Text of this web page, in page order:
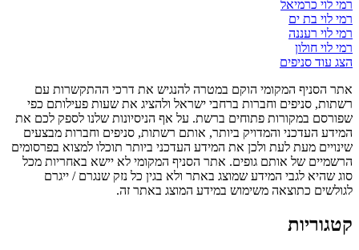
רמי לוי כרמיאל
רמי לוי בת ים
רמי לוי רעננה
רמי לוי חולון
הצג עוד סניפים
אתר הסניף המקומי הוקם במטרה להנגיש את דרכי ההתקשרות עם
רשתות, סניפים וחברות ברחבי ישראל ולהציג את שעות פעילותם כפי
שפורסם במקורות פתוחים ברשת. על אף הניסיונות שלנו לספק לכם את
המידע העדכני והמדויק ביותר, אותם רשתות, סניפים וחברות מבצעים
שינויים מעת לעת ולכן את המידע העדכני ביותר תוכלו למצוא בפרסומים
הרשמיים של אותם גופים. אתר הסניף המקומי לא יישא באחריות מכל
סוג שהיא לגבי המידע שמוצג באתר ולא בגין כל נזק שנגרם / ייגרם
לגולשים כתוצאה משימוש במידע המוצג באתר זה.
קטגוריות